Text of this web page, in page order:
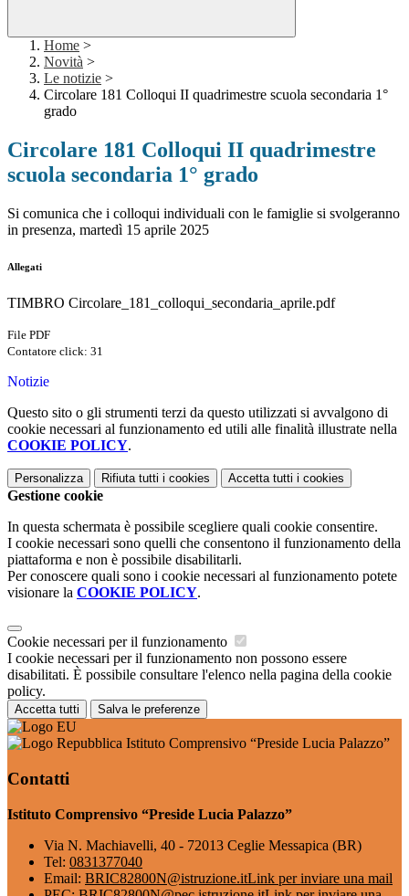
Home >
Novità >
Le notizie >
Circolare 181 Colloqui II quadrimestre scuola secondaria 1°
grado
Circolare 181 Colloqui II quadrimestre
scuola secondaria 1° grado
Si comunica che i colloqui individuali con le famiglie si svolgeranno
in presenza, martedì 15 aprile 2025
Allegati
TIMBRO Circolare_181_colloqui_secondaria_aprile.pdf
File PDF
Contatore click: 31
Notizie
Questo sito o gli strumenti terzi da questo utilizzati si avvalgono di
cookie necessari al funzionamento ed utili alle finalità illustrate nella
COOKIE POLICY.
Personalizza Rifiuta tutti i cookies Accetta tutti i cookies
Gestione cookie
In questa schermata è possibile scegliere quali cookie consentire.
I cookie necessari sono quelli che consentono il funzionamento della
piattaforma e non è possibile disabilitarli.
Per conoscere quali sono i cookie necessari al funzionamento potete
visionare la COOKIE POLICY.
Cookie necessari per il funzionamento
I cookie necessari per il funzionamento non possono essere
disabilitati. È possibile consultare l'elenco nella pagina della cookie
policy.
Accetta tutti Salva le preferenze
Istituto Comprensivo “Preside Lucia Palazzo”
Contatti
Istituto Comprensivo “Preside Lucia Palazzo”
Via N. Machiavelli, 40 - 72013 Ceglie Messapica (BR)
Tel: 0831377040
Email: BRIC82800N@istruzione.itLink per inviare una mail